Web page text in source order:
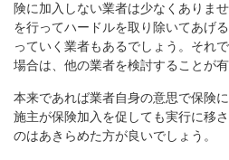
険に加入しない業者は少なくありま
を行ってハードルを取り除いてあげ
っていく業者もあるでしょう。それ
場合は、他の業者を検討することが有
本来であれば業者自身の意思で保険
施主が保険加入を促しても実行に移
のはあきらめた方が良いでしょう。